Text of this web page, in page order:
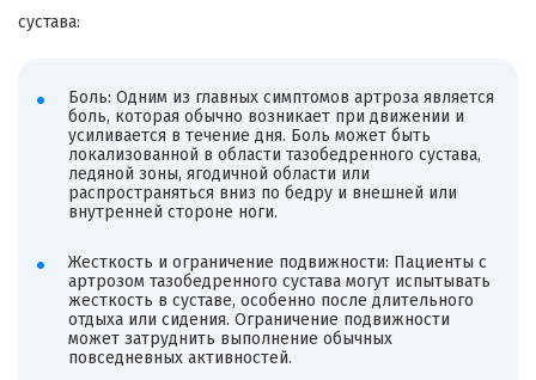
сустава:
Боль: Одним из главных симптомов артроза является
боль, которая обычно возникает при движении и
усиливается в течение дня. Боль может быть
локализованной в области тазобедренного сустава,
ледяной зоны, ягодичной области или
распространяться вниз по бедру и внешней или
внутренней стороне ноги.
Жесткость и ограничение подвижности: Пациенты с
артрозом тазобедренного сустава могут испытывать
жесткость в суставе, особенно после длительного
отдыха или сидения. Ограничение подвижности
может затруднить выполнение обычных
повседневных активностей.